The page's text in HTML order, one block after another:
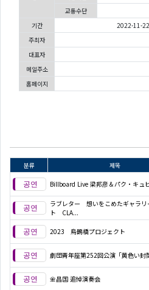
교통수단
기간
2022-11-
주최자
대표자
메일주소
홈페이지
분류 제목
Billboard Live 梁邦彦＆パク・キュ
ラブレター 想いをこめたギャラリ
ト CLA...
2023 烏鵲橋プロジェクト
劇団青年座第252回公演「黄色い封
金昌国 追悼演奏会